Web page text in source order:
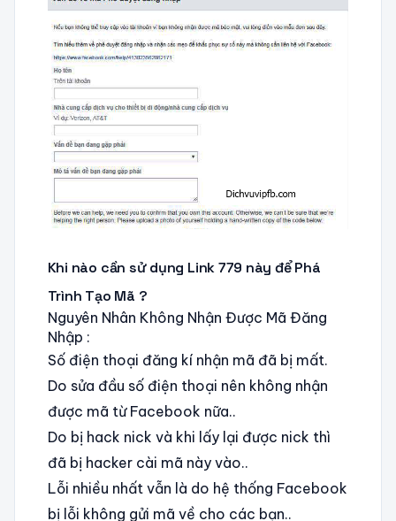
Khi nào cần sử dụng Link 779 này để Phá
Trình Tạo Mã ?
Nguyên Nhân Không Nhận Được Mã Đăng
Nhập :
Số điện thoại đăng kí nhận mã đã bị mất.
Do sửa đầu số điện thoại nên không nhận
được mã từ Facebook nữa..
Do bị hack nick và khi lấy lại được nick thì
đã bị hacker cài mã này vào..
Lỗi nhiều nhất vẫn là do hệ thống Facebook
bị lỗi không gửi mã về cho các bạn..